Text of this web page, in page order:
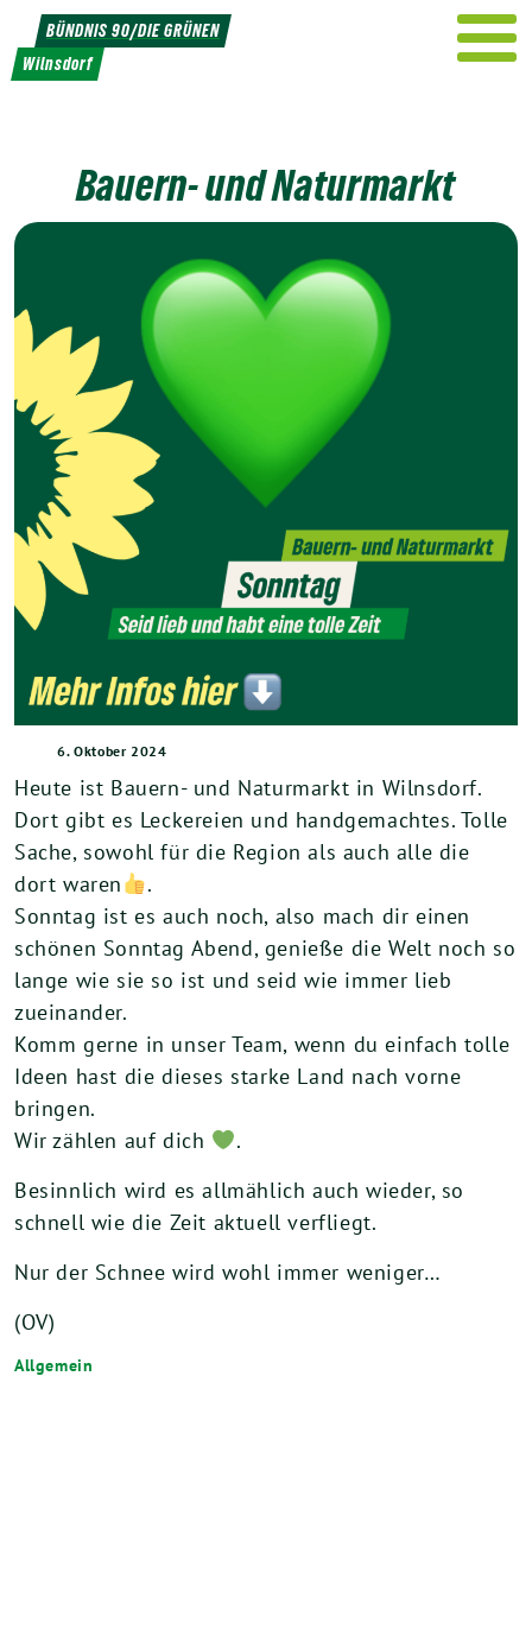
Weiter
zum
Inhalt
BÜNDNIS 90/DIE GRÜNEN
Wilnsdorf
Bauern- und Naturmarkt
6. Oktober 2024
Heute ist Bauern- und Naturmarkt in Wilnsdorf.
Dort gibt es Leckereien und handgemachtes. Tolle
Sache, sowohl für die Region als auch alle die
dort waren
.
Sonntag ist es auch noch, also mach dir einen
schönen Sonntag Abend, genieße die Welt noch so
lange wie sie so ist und seid wie immer lieb
zueinander.
Komm gerne in unser Team, wenn du einfach tolle
Ideen hast die dieses starke Land nach vorne
bringen.
Wir zählen auf dich
.
Besinnlich wird es allmählich auch wieder, so
schnell wie die Zeit aktuell verfliegt.
Nur der Schnee wird wohl immer weniger…
(OV)
Allgemein